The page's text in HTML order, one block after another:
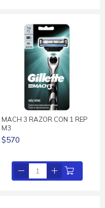
MACH 3 RAZOR CON 1 REP
M3
$570